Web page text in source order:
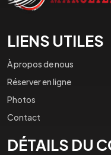
LIENS UTILES
À propos de nous
Réserver en ligne
Photos
Contact
DÉTAILS DU